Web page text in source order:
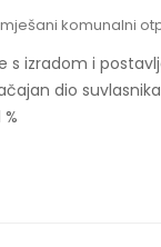
mješani komunalni
s izradom i
dio